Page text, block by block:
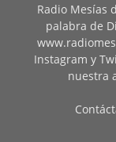
Radio Mesías
palabra de
Instagram y
nuestra